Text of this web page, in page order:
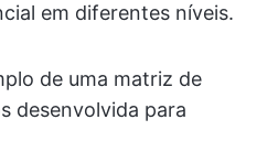
em diferentes níveis.
de uma matriz de
desenvolvida para